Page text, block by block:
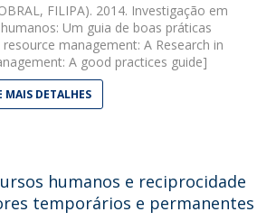
FILIPA). 2014. Investigação em
Um guia de boas práticas
management: A Research in
A good practices guide]
MAIS DETALHES
humanos e reciprocidade
temporários e permanentes